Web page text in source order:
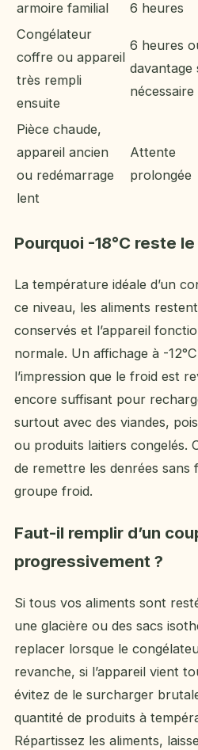
armoire familial 6 heures
Congélateur
coffre ou appareil
très rempli
ensuite
6 heures
davantage
nécessaire
Pièce chaude,
appareil ancien
ou redémarrage
lent
Attente
prolongée
Pourquoi -18°C reste
La température idéale d’un
ce niveau, les aliments
conservés et l’appareil
normale. Un affichage à -
l’impression que le froid est
encore suffisant pour
surtout avec des viandes,
ou produits laitiers congelés.
de remettre les denrées
groupe froid.
Faut-il remplir d’un
progressivement ?
Si tous vos aliments sont
une glacière ou des sacs
replacer lorsque le
revanche, si l’appareil vient
évitez de le surcharger
quantité de produits à
Répartissez les aliments,